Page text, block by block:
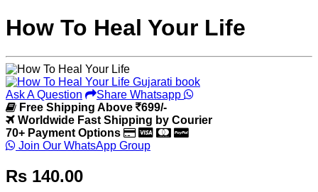
How To Heal Your Life
Ask A Question
Share Whatsapp
Free Shipping Above
699/-
Worldwide Fast Shipping by Courier
70+ Payment Options
Join Our WhatsApp Group
Rs 140.00